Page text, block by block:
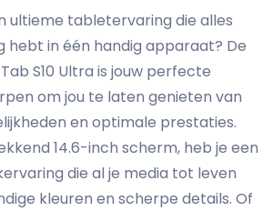
ultieme tabletervaring die alles
hebt in één handig apparaat? De
S10 Ultra is jouw perfecte
om jou te laten genieten van
en optimale prestaties.
14.6-inch scherm, heb je een
die al je media tot leven
kleuren en scherpe details. Of